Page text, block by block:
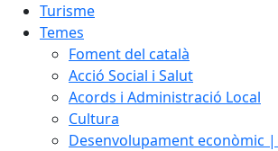
Turisme
Temes
Foment del català
Acció Social i Salut
Acords i Administració Local
Cultura
Desenvolupament econòmic |